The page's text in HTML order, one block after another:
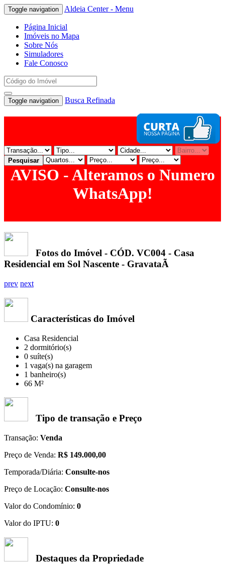
Toggle navigation Aldeia Center - Menu
Página Inicial
Imóveis no Mapa
Sobre Nós
Simuladores
Fale Conosco
Toggle navigation Busca Refinada
Pesquisar
AVISO - Alteramos o Numero
WhatsApp!
Fotos do Imóvel - CÓD. VC004 - Casa
Residencial em Sol Nascente - GravataÃ­
prev next
Características do Imóvel
Casa Residencial
2 dormitório(s)
0 suíte(s)
1 vaga(s) na garagem
1 banheiro(s)
66 M²
Tipo de transação e Preço
Transação: Venda
Preço de Venda: R$ 149.000,00
Temporada/Diária: Consulte-nos
Preço de Locação: Consulte-nos
Valor do Condomínio: 0
Valor do IPTU: 0
Destaques da Propriedade